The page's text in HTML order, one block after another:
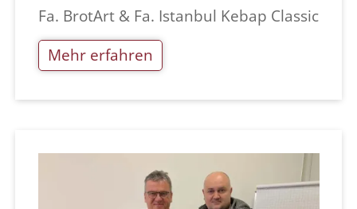
Fa. BrotArt & Fa. Istanbul Kebap Classic
Mehr erfahren